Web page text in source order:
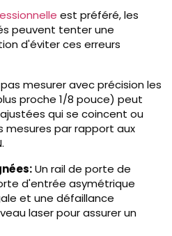
est préféré, les
peuvent tenter une
d'éviter ces erreurs
mesurer avec précision les
proche 1/8 pouce) peut
qui se coincent ou
mesures par rapport aux
Un rail de porte de
d'entrée asymétrique
et une défaillance
laser pour assurer un